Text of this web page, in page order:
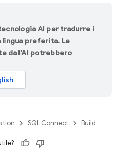
AI per tradurre i
lingua preferita. Le
dall'AI potrebbero
SQL Connect Build